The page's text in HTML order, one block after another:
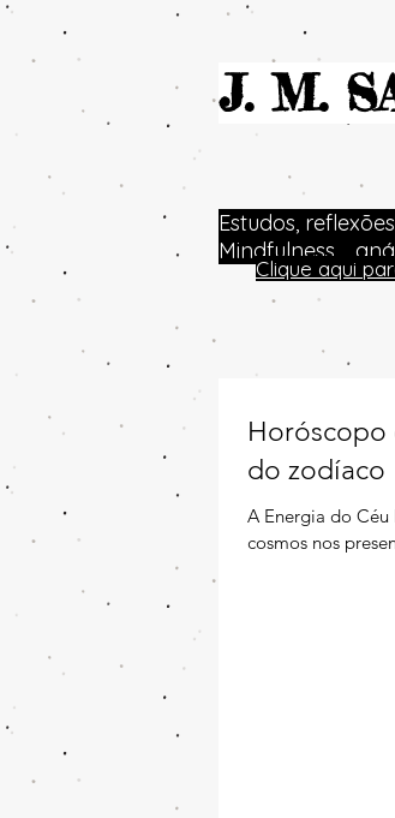
J. M.
Estudos,
Mindfulness....
Clique aqui
Horóscopo
do zodíaco
A Energia do Céu
cosmos nos